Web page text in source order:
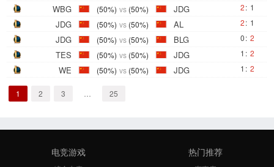
WBG (50%) vs (50%) JDG 2: 1
JDG (50%) vs (50%) AL 2: 1
JDG (50%) vs (50%) BLG 0: 2
TES (50%) vs (50%) JDG 1 : 2
WE (50%) vs (50%) JDG 1 : 2
1 2 3 25
电竞游戏 热门推荐